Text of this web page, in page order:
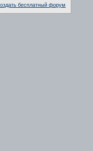
бесплатный форум